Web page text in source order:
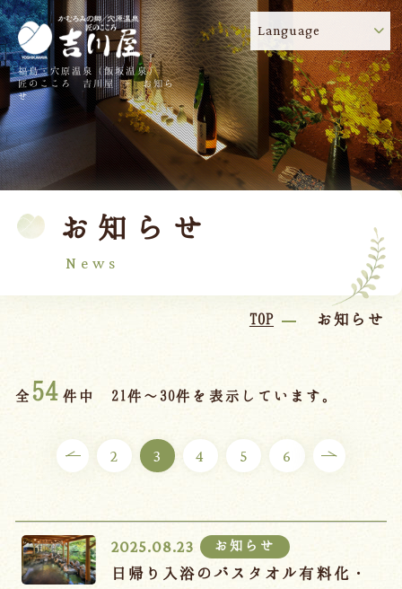
福島・穴原温泉（飯坂温泉）
匠のこころ 吉川屋 - お知ら
せ
Language
お知らせ
News
TOP お知らせ
全54 件中 21件～30件を表示しています。
2 3 4 5 6
2025.08.23 お知らせ
日帰り入浴のバスタオル有料化・
! 吉川屋のコロナウイルス感染症対策について
TOP 吉川屋について
温泉 客室
料理
館内
ご宿泊プラン
お部屋からプランを選ぶ
空室カレンダーから選ぶ